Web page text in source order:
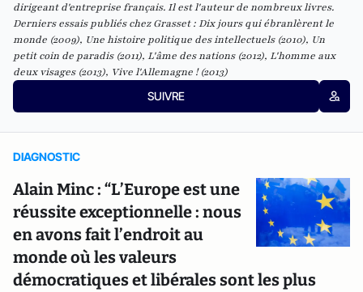
dirigeant d'entreprise français. Il est l'auteur de nombreux livres.
Derniers essais publiés chez Grasset :Dix jours qui ébranlèrent le
monde (2009), Une histoire politique des intellectuels(2010), Un
petit coin de paradis(2011), L'âme des nations(2012), L'homme aux
deux visages(2013), Vive l'Allemagne !(2013)
SUIVRE
DIAGNOSTIC
Alain Minc : “L’Europe est une
réussite exceptionnelle : nous
en avons fait l’endroit au
monde où les valeurs
démocratiques et libérales sont les plus